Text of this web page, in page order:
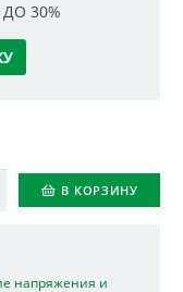
30%
В КОРЗИНУ
напряжения и